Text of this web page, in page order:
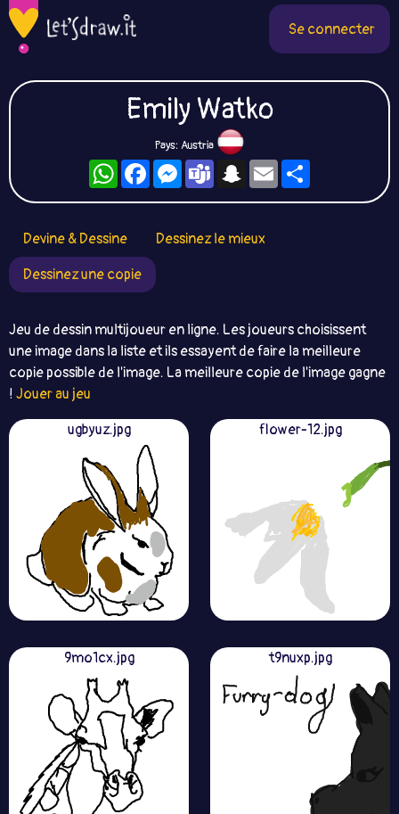
Se connecter
Emily Watko
Pays: Austria
WhatsAppFacebookMessengerTeamsSnapchat
Email
Devine & Dessine
Dessinez le mieux
Dessinez une copie
Jeu de dessin multijoueur en ligne. Les joueurs choisissent
une image dans la liste et ils essayent de faire la meilleure
copie possible de l'image. La meilleure copie de l'image gagne
! Jouer au jeu
ugbyuz.jpg
flower-12.jpg
9mo1cx.jpg t9nuxp.jpg